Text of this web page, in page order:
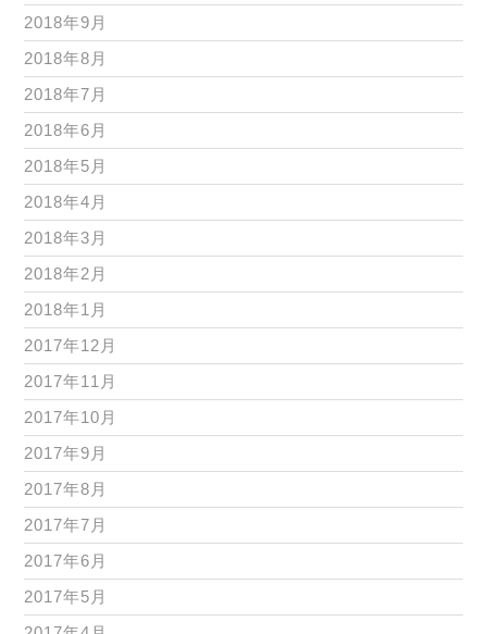
2018年9月
2018年8月
2018年7月
2018年6月
2018年5月
2018年4月
2018年3月
2018年2月
2018年1月
2017年12月
2017年11月
2017年10月
2017年9月
2017年8月
2017年7月
2017年6月
2017年5月